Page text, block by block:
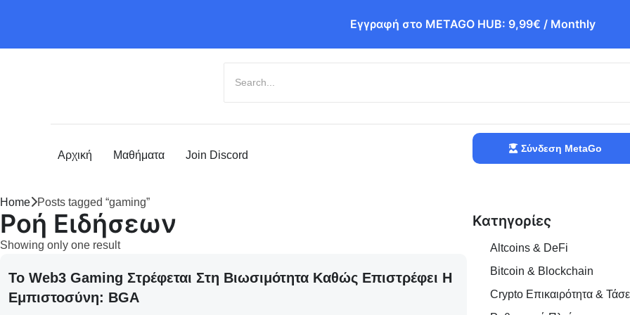
Εγγραφή στο METAGO HUB: 9,99€ / Monthly
Αρχική Μαθήματα Join Discord
Σύνδεση MetaGo
Home Posts tagged “gaming”
Ροή Ειδήσεων
Showing only one result
Το Web3 Gaming Στρέφεται Στη Βιωσιμότητα Καθώς Επιστρέφει Η
Εμπιστοσύνη: BGA
Κατηγορίες
Altcoins & DeFi
Bitcoin & Blockchain
Crypto Επικαιρότητα &